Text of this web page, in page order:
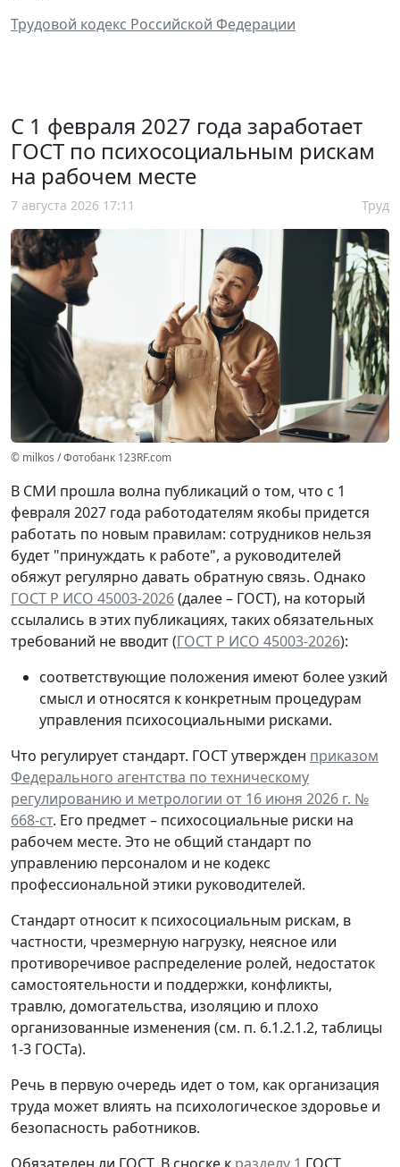
Трудовой кодекс Российской Федерации
С 1 февраля 2027 года заработает
ГОСТ по психосоциальным рискам
на рабочем месте
7 августа 2026 17:11 Труд
© milkos / Фотобанк 123RF.com
В СМИ прошла волна публикаций о том, что с 1
февраля 2027 года работодателям якобы придется
работать по новым правилам: сотрудников нельзя
будет "принуждать к работе", а руководителей
обяжут регулярно давать обратную связь. Однако
ГОСТ Р ИСО 45003-2026(далее – ГОСТ), на который
ссылались в этих публикациях, таких обязательных
требований не вводит (ГОСТ Р ИСО 45003-2026):
соответствующие положения имеют более узкий
смысл и относятся к конкретным процедурам
управления психосоциальными рисками.
Что регулирует стандарт. ГОСТ утвержден приказом
Федерального агентства по техническому
регулированию и метрологии от 16 июня 2026 г. №
668-ст. Его предмет – психосоциальные риски на
рабочем месте. Это не общий стандарт по
управлению персоналом и не кодекс
профессиональной этики руководителей.
Стандарт относит к психосоциальным рискам, в
частности, чрезмерную нагрузку, неясное или
противоречивое распределение ролей, недостаток
самостоятельности и поддержки, конфликты,
травлю, домогательства, изоляцию и плохо
организованные изменения (см. п. 6.1.2.1.2, таблицы
1-3 ГОСТа).
Речь в первую очередь идет о том, как организация
труда может влиять на психологическое здоровье и
безопасность работников.